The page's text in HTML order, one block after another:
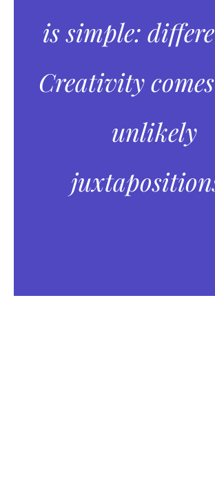
is simple:
Creativity
unlikely